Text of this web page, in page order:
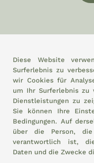
Diese Website
Surferlebnis zu
wir Cookies für
um Ihr Surferlebnis zu
Dienstleistungen zu
Sie können Ihre
Bedingungen. Auf
über die Person,
verantwortlich ist, die
Daten und die Zwecke